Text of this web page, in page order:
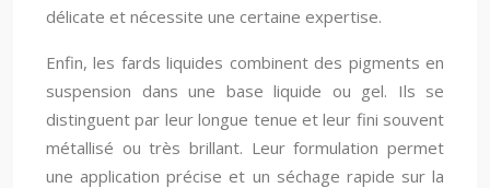
délicate et nécessite une certaine expertise.
Enfin, les fards liquides combinent des pigments en
suspension dans une base liquide ou gel. Ils se
distinguent par leur longue tenue et leur fini souvent
métallisé ou très brillant. Leur formulation permet
une application précise et un séchage rapide sur la